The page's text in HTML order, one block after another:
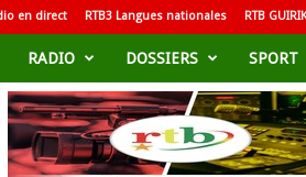
en direct RTB3 Langues nationales RTB
RADIO DOSSIERS SPORT